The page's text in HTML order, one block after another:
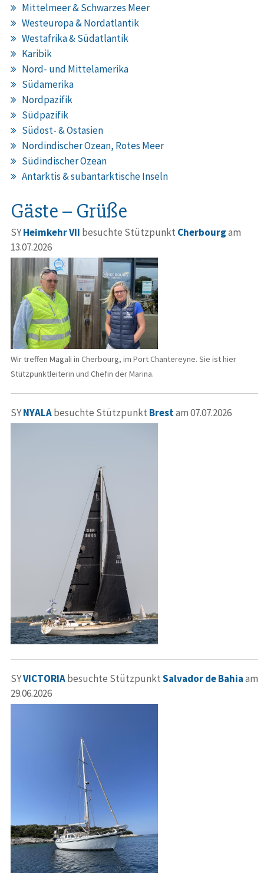
Mittelmeer & Schwarzes Meer
Westeuropa & Nordatlantik
Westafrika & Südatlantik
Karibik
Nord- und Mittelamerika
Südamerika
Nordpazifik
Südpazifik
Südost- & Ostasien
Nordindischer Ozean, Rotes Meer
Südindischer Ozean
Antarktis & subantarktische Inseln
Gäste – Grüße
SYHeimkehr VII besuchte Stützpunkt Cherbourgam
13.07.2026
Wir treffen Magali in Cherbourg, im Port Chantereyne. Sie ist hier
Stützpunktleiterin und Chefin der Marina.
SYNYALAbesuchte Stützpunkt Brestam 07.07.2026
SYVICTORIAbesuchte StützpunktSalvador de Bahiaam
29.06.2026